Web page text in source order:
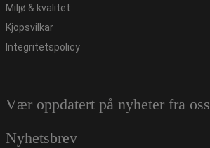
Miljø & kvalitet
Kjopsvilkar
Integritetspolicy
Vær oppdatert på nyheter fra oss
Nyhetsbrev